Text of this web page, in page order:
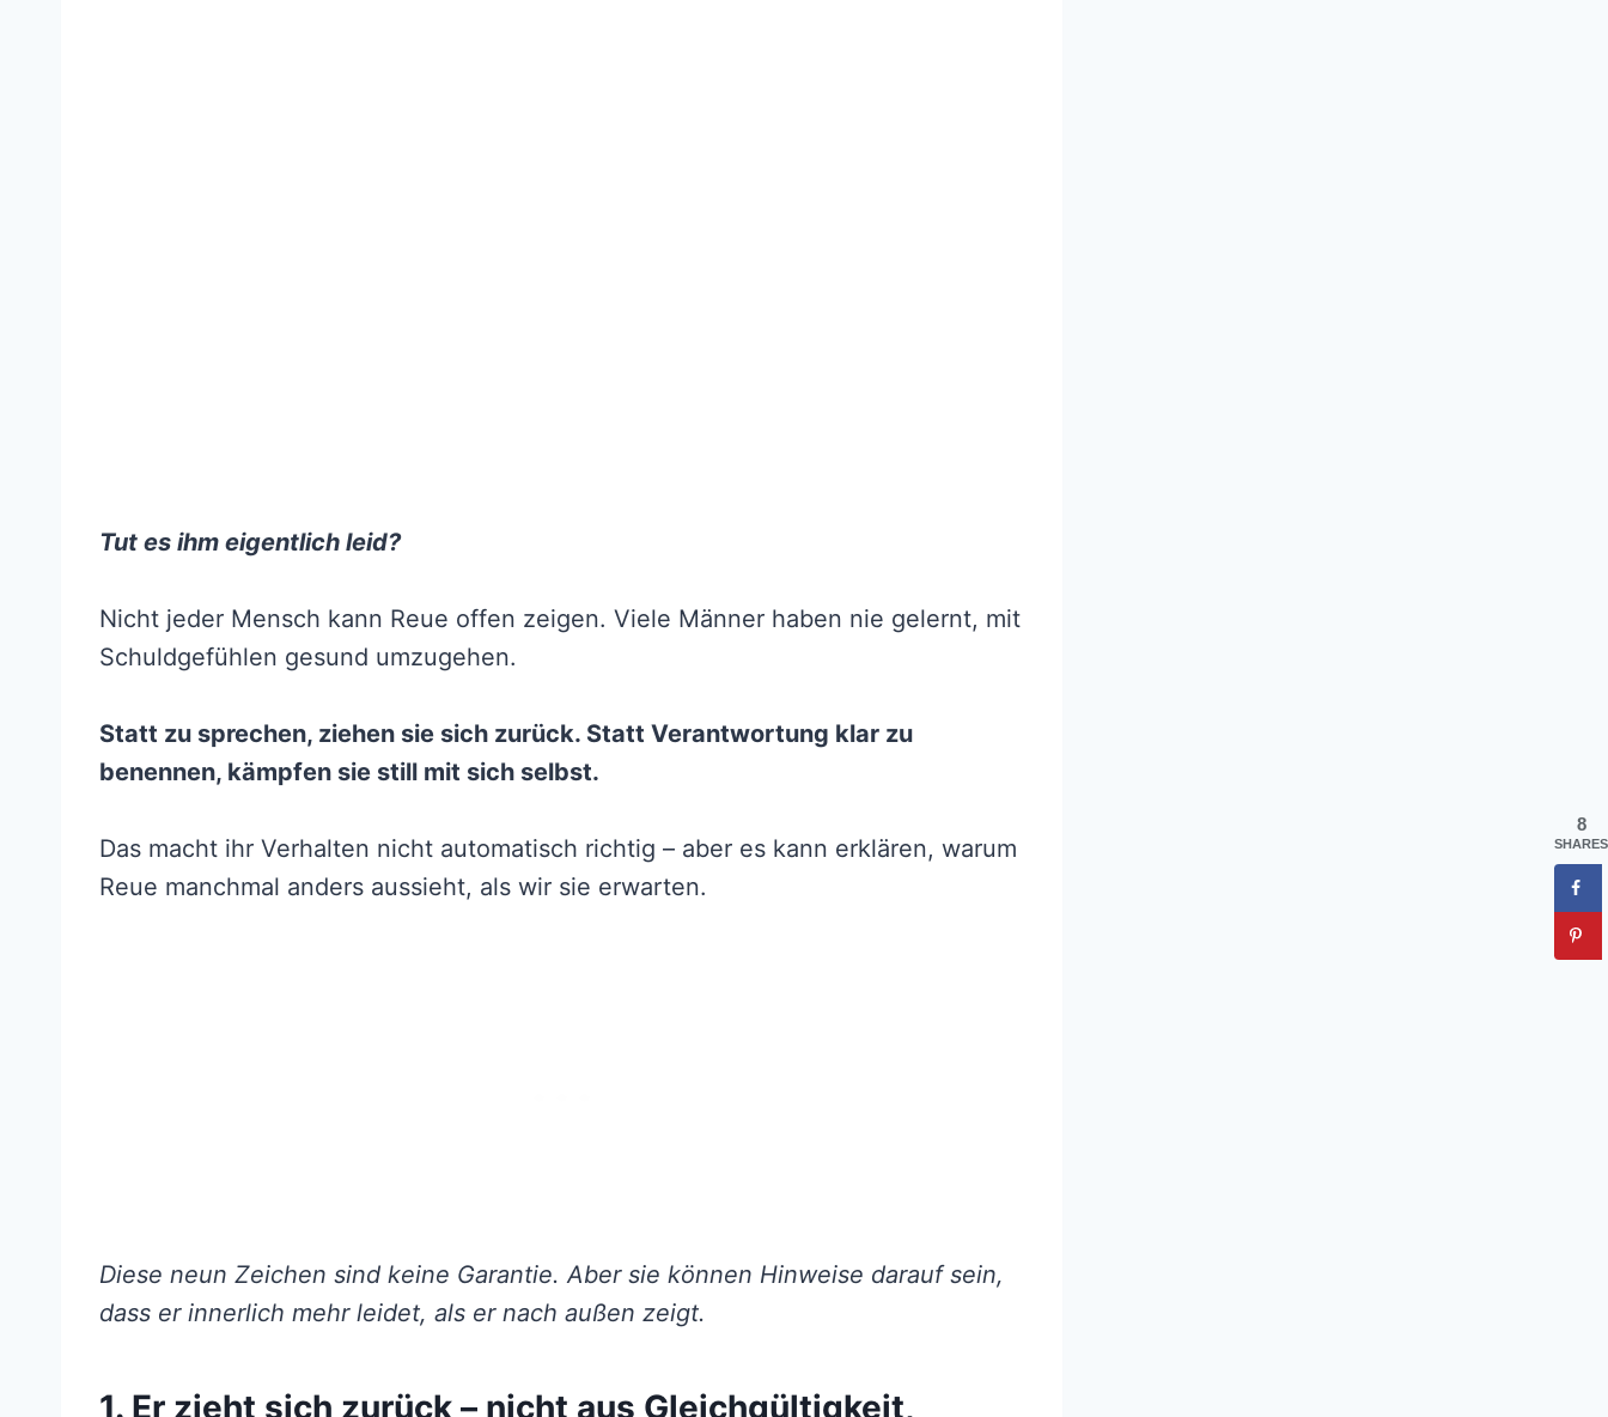
Tut es ihm eigentlich leid?
Nicht jeder Mensch kann Reue offen zeigen. Viele Männer haben nie gelernt, mit
Schuldgefühlen gesund umzugehen.
Statt zu sprechen, ziehen sie sich zurück. Statt Verantwortung klar zu
benennen, kämpfen sie still mit sich selbst.
Das macht ihr Verhalten nicht automatisch richtig – aber es kann erklären, warum
Reue manchmal anders aussieht, als wir sie erwarten.
Diese neun Zeichen sind keine Garantie. Aber sie können Hinweise darauf sein,
dass er innerlich mehr leidet, als er nach außen zeigt.
1. Er zieht sich zurück – nicht aus Gleichgültigkeit,
8
SHARES